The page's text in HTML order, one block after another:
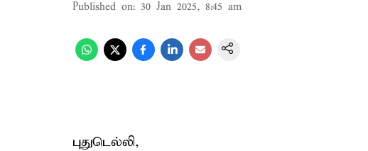
Published on: 30 Jan 2025, 8:45 am
புதுடெல்லி,